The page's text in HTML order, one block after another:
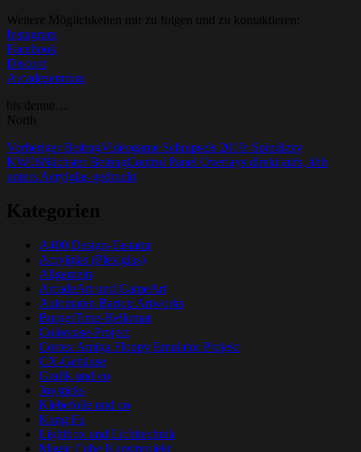
Weitere Möglichkeiten mir zu folgen und zu kontaktieren:
Instagram
Facebook
Discord
Arcadezentrum
bis denne…
North
Beitrags-
Navigation
Vorheriger BeitragVideogame Schnipsels 2019: Spindizzy
KW06Nächster BeitragControl Panel Overlays direkt aufs, ähh
unters Acrylglas gedruckt
Kategorien
A400 Design-Tastatur
Acrylglas (Plexiglas)
Allgemein
ArcadeArt und GameArt
Automaten Bartop Artworks
BurgerTime-Hellomat
Colorcase-Project
Cortex Amiga Floppy Emulator Projekt
CX-Gehäuse
Grafik und co
Joysticks
Klebefolie und co
Kung Fu
Lightbox und Lichttechnik
Magic Cube Kunstprojekt